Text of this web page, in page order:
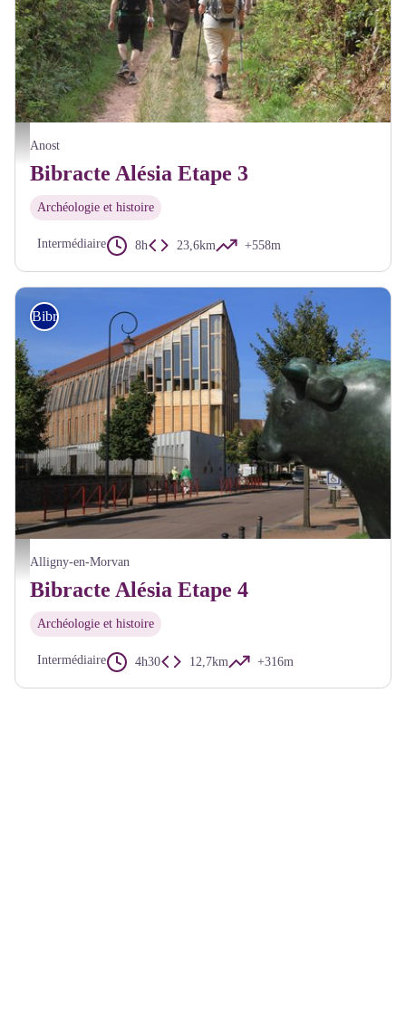
Randonnée Bibracte Alésia - A Millot Pnr Morvan
Anost
Bibracte Alésia Etape 3
Archéologie et histoire
Intermédiaire 8h 23,6km +558m
Saulieu - A Millot Pnr Morvan
Bibracte Alésia
Alligny-en-Morvan
Bibracte Alésia Etape 4
Archéologie et histoire
Intermédiaire 4h30 12,7km +316m